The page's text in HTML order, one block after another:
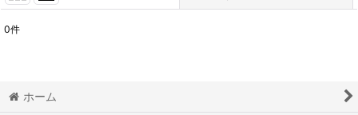
0件
ホーム